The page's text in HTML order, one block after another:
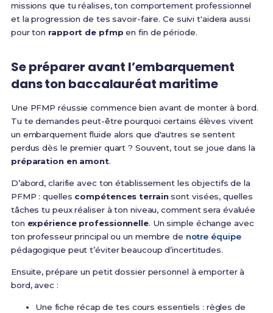
missions que tu réalises, ton comportement professionnel
et la progression de tes savoir-faire. Ce suivi t'aidera aussi
pour ton rapport de pfmp en fin de période.
Se préparer avant l’embarquement
dans ton baccalauréat maritime
Une PFMP réussie commence bien avant de monter à bord.
Tu te demandes peut-être pourquoi certains élèves vivent
un embarquement fluide alors que d'autres se sentent
perdus dès le premier quart ? Souvent, tout se joue dans la
préparation en amont.
D’abord, clarifie avec ton établissement les objectifs de la
PFMP : quelles compétences terrainsont visées, quelles
tâches tu peux réaliser à ton niveau, comment sera évaluée
ton expérience professionnelle. Un simple échange avec
ton professeur principal ou un membre de notre équipe
pédagogique peut t’éviter beaucoup d’incertitudes.
Ensuite, prépare un petit dossier personnel à emporter à
bord, avec :
Une fiche récap de tes cours essentiels : règles de